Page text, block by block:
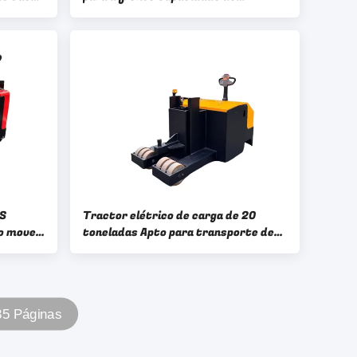
mover
Tractor elétrico de carga de 20
toneladas Apto para transporte de
Páginas